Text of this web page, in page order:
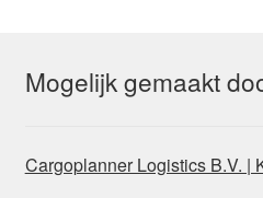
Mogelijk gemaakt
Cargoplanner Logistics B.V. |